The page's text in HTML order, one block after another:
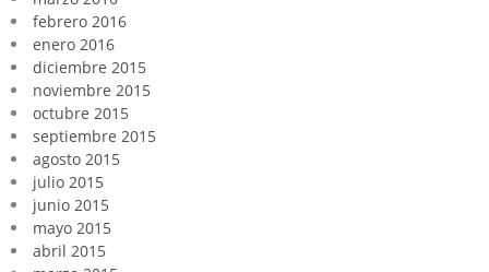
febrero 2016
enero 2016
diciembre 2015
noviembre 2015
octubre 2015
septiembre 2015
agosto 2015
julio 2015
junio 2015
mayo 2015
abril 2015